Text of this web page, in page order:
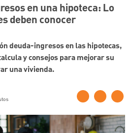
en una hipoteca: Lo
deben conocer
deuda-ingresos en las hipotecas,
y consejos para mejorar su
una vivienda.